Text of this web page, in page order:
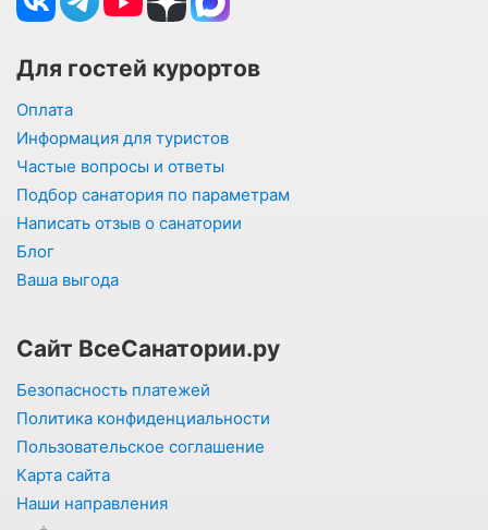
Для гостей курортов
Оплата
Информация для туристов
Частые вопросы и ответы
Подбор санатория по параметрам
Написать отзыв о санатории
Блог
Ваша выгода
Сайт ВсеСанатории.ру
Безопасность платежей
Политика конфиденциальности
Пользовательское соглашение
Карта сайта
Наши направления